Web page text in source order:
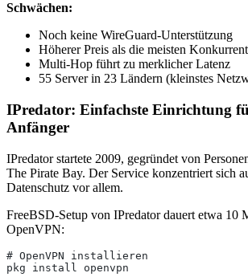
Schwächen:
Noch keine WireGuard-Unterstützung
Höherer Preis als die meisten
Multi-Hop führt zu merklicher Latenz
55 Server in 23 Ländern (kleinstes
IPredator: Einfachste Einrichtung
Anfänger
IPredator startete 2009, gegründet von
The Pirate Bay. Der Service konzentriert sich
Datenschutz vor allem.
FreeBSD-Setup von IPredator dauert etwa 10
OpenVPN:
# OpenVPN installieren
pkg install openvpn